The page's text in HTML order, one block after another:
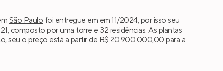
São Paulo foi entregue em em 11/2024, por isso seu
composto por uma torre e 32 residências. As plantas
seu o preço está a partir de R$ 20.900.000,00 para a